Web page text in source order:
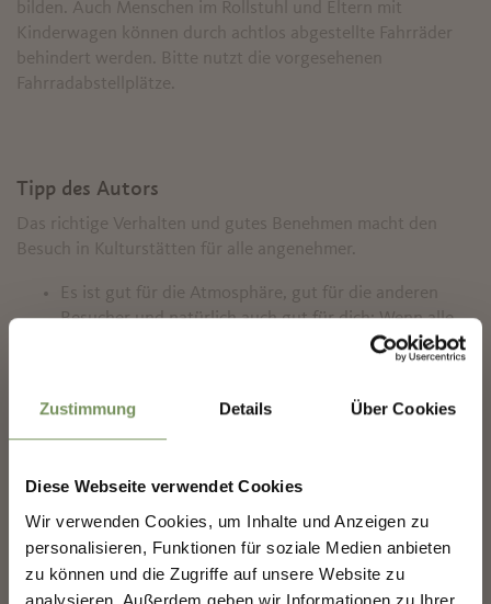
Zustimmung Details Über Cookies
Diese Webseite verwendet Cookies
Wir verwenden Cookies, um Inhalte und Anzeigen zu
personalisieren, Funktionen für soziale Medien anbieten
zu können und die Zugriffe auf unsere Website zu
analysieren. Außerdem geben wir Informationen zu Ihrer
bilden. Auch Menschen im Rollstuhl und Eltern mit
Kinderwagen können durch achtlos abgestellte Fahrräder
behindert werden. Bitte nutzt die vorgesehenen
Fahrradabstellplätze.
Tipp des Autors
Das richtige Verhalten und gutes Benehmen macht den
Besuch in Kulturstätten für alle angenehmer.
Es ist gut für die Atmosphäre, gut für die anderen
Besucher und natürlich auch gut für dich: Wenn alle
Handys stumm und die Stimmen leiser sind.Wenn
alle Handys stumm und die Stimmen leiser sind,
Menschen mit Beeinträchtigungen haben auch heute
nicht überallbarrierefreien Eintritt
ist eine Sache der Würde. Ihrer und deiner.
Checke dieNotausgänge und Fluchtpläne, sollte es
mal brenzlig werden. Wenn dies der Fall ist, dann ist
das oberste Gebot, Ruhe zu bewahren, sich nach
draußen zu begeben und am Sammelplatz zu warten.
✖
MERANS ZUKUNFT
GESTALTEN — GEMEINSAM.